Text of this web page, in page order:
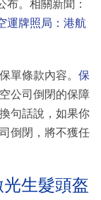
。相關新聞：
運牌照局：港航
單條款內容。 保
公司倒閉的保障
句話說，如果你
倒閉，將不獲任
生髮頭盔